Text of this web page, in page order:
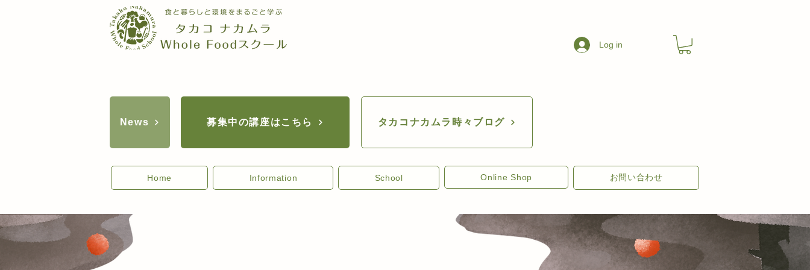
News 募集中の講座はこちら
Log in
タカコナカムラ時々ブログ
Home Information School Online Shop お問い合わせ